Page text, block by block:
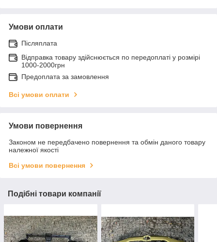
Умови оплати
Післяплата
Відправка товару здійснюється по передоплаті у розмірі
1000-2000грн
Предоплата за замовлення
Всі умови оплати
Умови повернення
Законом не передбачено повернення та обмін даного товару
належної якості
Всі умови повернення
Подібні товари компанії